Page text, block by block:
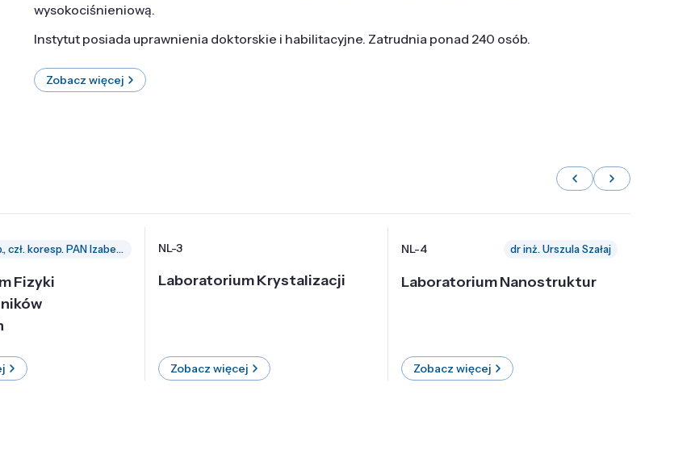
wysokociśnieniową.
Instytut posiada uprawnienia doktorskie i habilitacyjne. Zatrudnia ponad 240 osób.
Zobacz więcej
prof. dr hab., czł. koresp. PAN Izabella Grzegory
Fizyki
NL-3
Laboratorium Krystalizacji
Zobacz więcej
NL-4 dr inż. Urszula Szałaj
Laboratorium Nanostruktur
Zobacz więcej